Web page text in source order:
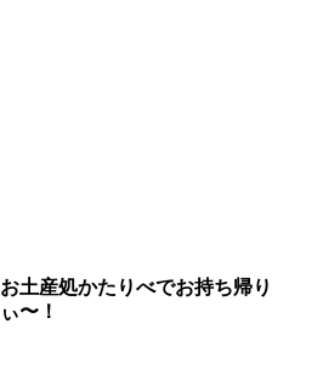
お土産処かたりべでお持ち帰り
ぃ〜！